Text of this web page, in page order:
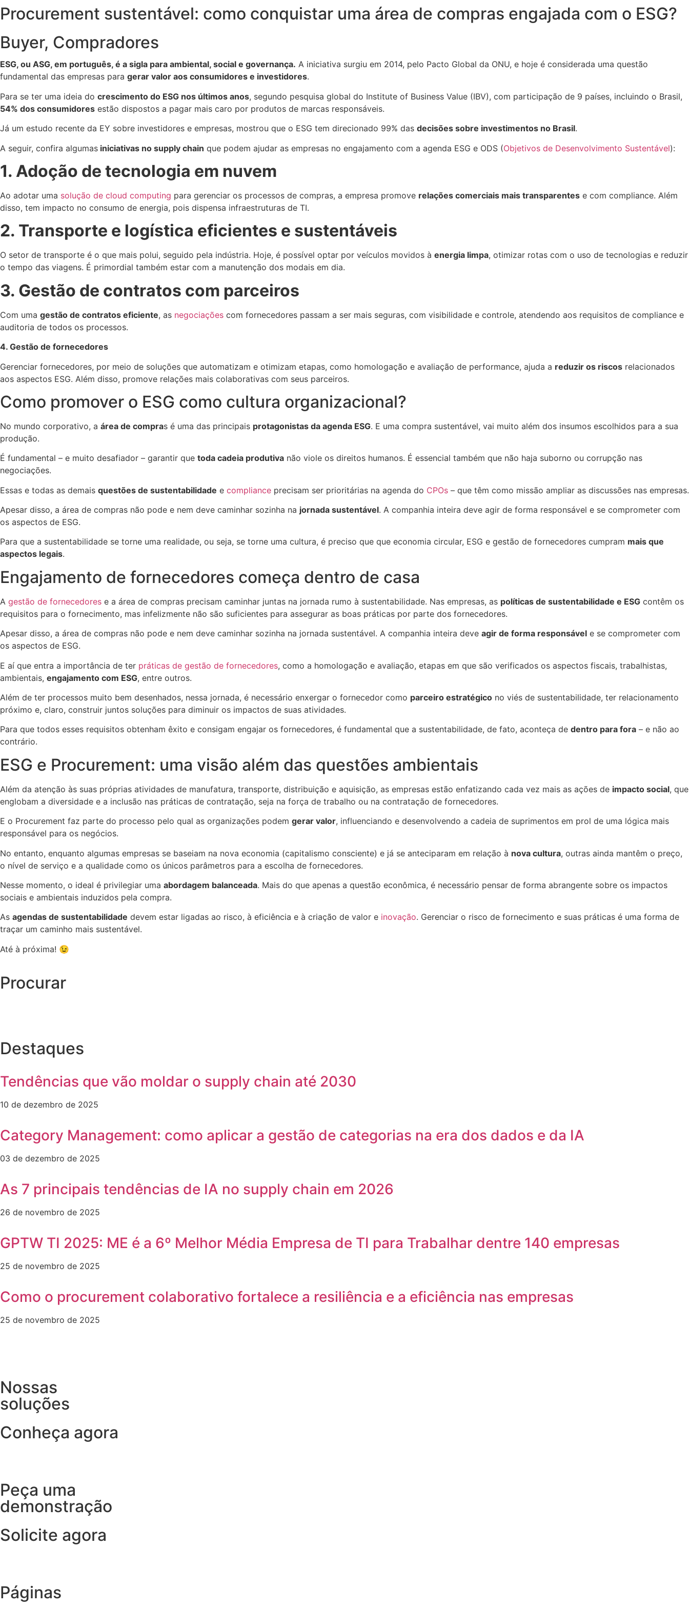
Procurement sustentável: como conquistar uma área de compras engajada com o ESG?
Buyer, Compradores
ESG, ou ASG, em português, é a sigla para ambiental, social e governança. A iniciativa surgiu em 2014, pelo Pacto Global da ONU, e hoje é considerada uma questão
fundamental das empresas para gerar valor aos consumidores e investidores.
Para se ter uma ideia do crescimento do ESG nos últimos anos, segundo pesquisa global do Institute of Business Value (IBV), com participação de 9 países, incluindo o Brasil,
54% dos consumidores estão dispostos a pagar mais caro por produtos de marcas responsáveis.
Já um estudo recente da EY sobre investidores e empresas, mostrou que o ESG tem direcionado 99% das decisões sobre investimentos no Brasil.
A seguir, confira algumas iniciativas no supply chain que podem ajudar as empresas no engajamento com a agenda ESG e ODS (Objetivos de Desenvolvimento Sustentável):
1. Adoção de tecnologia em nuvem
Ao adotar uma solução de cloud computing para gerenciar os processos de compras, a empresa promove relações comerciais mais transparentes e com compliance. Além
disso, tem impacto no consumo de energia, pois dispensa infraestruturas de TI.
2. Transporte e logística eficientes e sustentáveis
O setor de transporte é o que mais polui, seguido pela indústria. Hoje, é possível optar por veículos movidos à energia limpa, otimizar rotas com o uso de tecnologias e reduzir
o tempo das viagens. É primordial também estar com a manutenção dos modais em dia.
3. Gestão de contratos com parceiros
Com uma gestão de contratos eficiente, as negociações com fornecedores passam a ser mais seguras, com visibilidade e controle, atendendo aos requisitos de compliance e
auditoria de todos os processos.
4. Gestão de fornecedores
Gerenciar fornecedores, por meio de soluções que automatizam e otimizam etapas, como homologação e avaliação de performance, ajuda a reduzir os riscos relacionados
aos aspectos ESG. Além disso, promove relações mais colaborativas com seus parceiros.
Como promover o ESG como cultura organizacional?
No mundo corporativo, a área de compras é uma das principais protagonistas da agenda ESG. E uma compra sustentável, vai muito além dos insumos escolhidos para a sua
produção.
É fundamental – e muito desafiador – garantir que toda cadeia produtiva não viole os direitos humanos. É essencial também que não haja suborno ou corrupção nas
negociações.
Essas e todas as demais questões de sustentabilidade e compliance precisam ser prioritárias na agenda do CPOs – que têm como missão ampliar as discussões nas empresas.
Apesar disso, a área de compras não pode e nem deve caminhar sozinha na jornada sustentável. A companhia inteira deve agir de forma responsável e se comprometer com
os aspectos de ESG.
Para que a sustentabilidade se torne uma realidade, ou seja, se torne uma cultura, é preciso que que economia circular, ESG e gestão de fornecedores cumpram mais que
aspectos legais.
Engajamento de fornecedores começa dentro de casa
A gestão de fornecedores e a área de compras precisam caminhar juntas na jornada rumo à sustentabilidade. Nas empresas, as políticas de sustentabilidade e ESG contêm os
requisitos para o fornecimento, mas infelizmente não são suficientes para assegurar as boas práticas por parte dos fornecedores.
Apesar disso, a área de compras não pode e nem deve caminhar sozinha na jornada sustentável. A companhia inteira deve agir de forma responsável e se comprometer com
os aspectos de ESG.
E aí que entra a importância de ter práticas de gestão de fornecedores, como a homologação e avaliação, etapas em que são verificados os aspectos fiscais, trabalhistas,
ambientais, engajamento com ESG, entre outros.
Além de ter processos muito bem desenhados, nessa jornada, é necessário enxergar o fornecedor como parceiro estratégico no viés de sustentabilidade, ter relacionamento
próximo e, claro, construir juntos soluções para diminuir os impactos de suas atividades.
Para que todos esses requisitos obtenham êxito e consigam engajar os fornecedores, é fundamental que a sustentabilidade, de fato, aconteça de dentro para fora – e não ao
contrário.
ESG e Procurement: uma visão além das questões ambientais
Além da atenção às suas próprias atividades de manufatura, transporte, distribuição e aquisição, as empresas estão enfatizando cada vez mais as ações de impacto social, que
englobam a diversidade e a inclusão nas práticas de contratação, seja na força de trabalho ou na contratação de fornecedores.
E o Procurement faz parte do processo pelo qual as organizações podem gerar valor, influenciando e desenvolvendo a cadeia de suprimentos em prol de uma lógica mais
responsável para os negócios.
No entanto, enquanto algumas empresas se baseiam na nova economia (capitalismo consciente) e já se anteciparam em relação à nova cultura, outras ainda mantêm o preço,
o nível de serviço e a qualidade como os únicos parâmetros para a escolha de fornecedores.
Nesse momento, o ideal é privilegiar uma abordagem balanceada. Mais do que apenas a questão econômica, é necessário pensar de forma abrangente sobre os impactos
sociais e ambientais induzidos pela compra.
As agendas de sustentabilidade devem estar ligadas ao risco, à eficiência e à criação de valor e inovação. Gerenciar o risco de fornecimento e suas práticas é uma forma de
traçar um caminho mais sustentável.
Até à próxima! 😉
Procurar
Destaques
Tendências que vão moldar o supply chain até 2030
10 de dezembro de 2025
Category Management: como aplicar a gestão de categorias na era dos dados e da IA
03 de dezembro de 2025
As 7 principais tendências de IA no supply chain em 2026
26 de novembro de 2025
GPTW TI 2025: ME é a 6º Melhor Média Empresa de TI para Trabalhar dentre 140 empresas
25 de novembro de 2025
Como o procurement colaborativo fortalece a resiliência e a eficiência nas empresas
25 de novembro de 2025
Nossas
soluções
Conheça agora
Peça uma
demonstração
Solicite agora
Páginas